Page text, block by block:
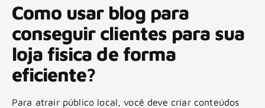
Como usar blog para
conseguir clientes para sua
loja fisica de forma
eficiente?
Para atrair público local, você deve criar conteúdos